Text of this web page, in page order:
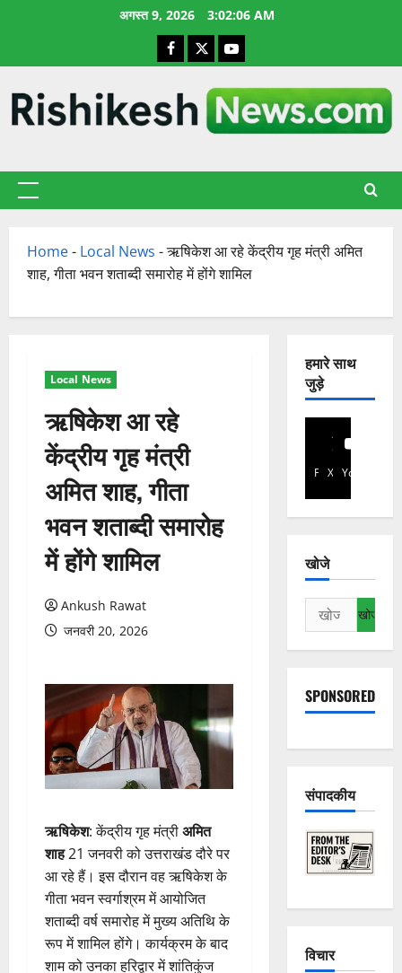
अगस्त 9, 2026 3:02:06 AM
Facebook
X YouTube
प्राथमिक
Home- Local News -ऋषिकेश आ रहे केंद्रीय गृह मंत्री अमित
शाह, गीता भवन शताब्दी समारोह में होंगे शामिल
Local News
ऋषिकेश आ रहे
केंद्रीय गृह मंत्री
अमित शाह, गीता
भवन शताब्दी समारोह
में होंगे शामिल
Ankush Rawat
जनवरी 20, 2026
ऋषिकेश: केंद्रीय गृह मंत्रीअमित
शाह21 जनवरी को उत्तराखंड दौरे पर
आ रहे हैं। इस दौरान वह ऋषिकेश के
गीता भवन स्वर्गाश्रम में आयोजित
शताब्दी वर्ष समारोह में मुख्य अतिथि के
रूप में शामिल होंगे। कार्यक्रम के बाद
शाम को उनका हरिद्वार में शांतिकुंज
हमारे साथ
जुड़े
Facebook
X YouTube
खोजे
निम्न
को
खोजें:
SPONSORED
संपादकीय
विचार